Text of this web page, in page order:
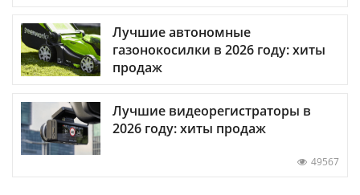
Лучшие автономные
газонокосилки в 2026 году: хиты
продаж
Лучшие видеорегистраторы в
2026 году: хиты продаж
49567